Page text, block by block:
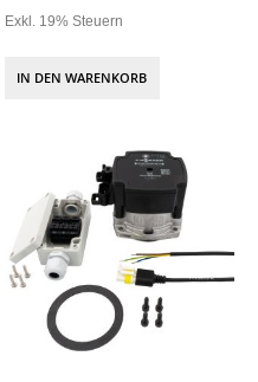
Exkl. 19% Steuern
IN DEN WARENKORB